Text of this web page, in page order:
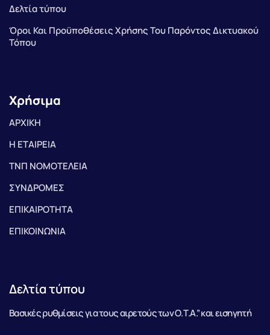
Δελτία τύπου
Όροι Και Προϋποθέσεις Χρήσης Του Παρόντος Δικτυακού
Τόπου
Χρήσιμα
ΑΡΧΙΚΗ
Η ΕΤΑΙΡΕΙΑ
ΤΝΠ ΝΟΜΟΤΕΛΕΙΑ
ΣΥΝΔΡΟΜΕΣ
ΕΠΙΚΑΙΡΟΤΗΤΑ
ΕΠΙΚΟΙΝΩΝΙΑ
Δελτία τύπου
Βασικές ρυθμίσεις για τους αιρετούς των Ο.Τ.Α.” και εισηγητή